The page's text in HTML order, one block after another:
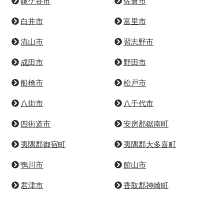
上記以外
我孫子市 市川市
市原市 印西市
印旛郡栄町 印旛郡酒々井町
浦安市 柏市
鎌ケ谷市 佐倉市
白井市 富里市
流山市 習志野市
成田市 野田市